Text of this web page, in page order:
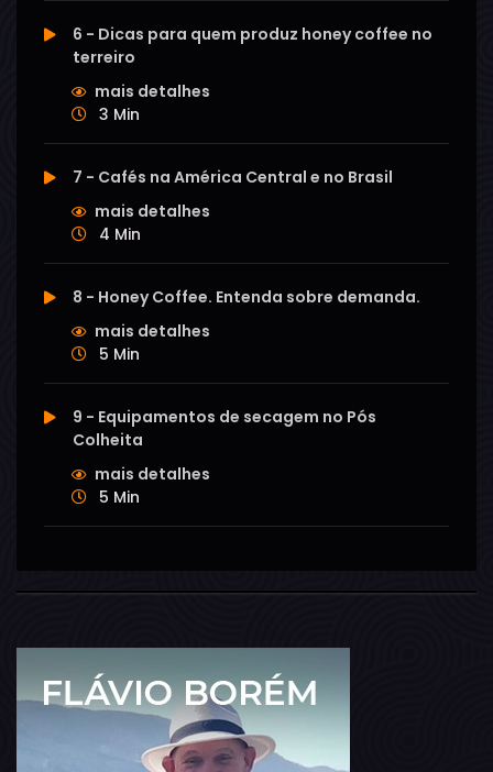
6 - Dicas para quem produz honey coffee no
terreiro
mais detalhes
3 Min
7 - Cafés na América Central e no Brasil
mais detalhes
4 Min
8 - Honey Coffee. Entenda sobre demanda.
mais detalhes
5 Min
9 - Equipamentos de secagem no Pós
Colheita
mais detalhes
5 Min